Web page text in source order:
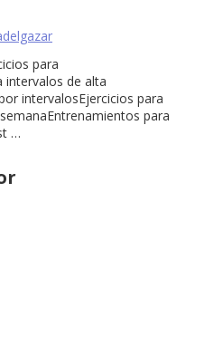
para
intervalos de alta
intervalosEjercicios para
para
…